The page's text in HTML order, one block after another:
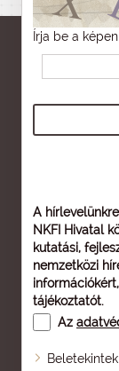
Írja be a
A
NKFI Hivatal
kutatási,
nemzetközi
tájékoztatót.
Az